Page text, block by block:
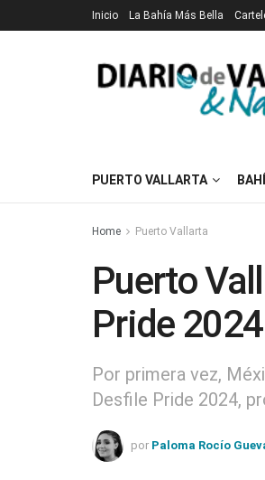
Inicio La Bahía Más Bella
PUERTO VALLARTA
Home Puerto Vallarta
Puerto
Pride
Por primera vez,
Desfile Pride 2024,
por Paloma Rocío